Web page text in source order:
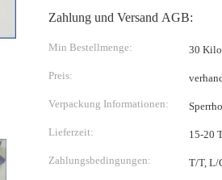
Zahlung und Versand AGB:
Min Bestellmenge: 30
Preis:
Verpackung Informationen:
Lieferzeit: 15-20
Zahlungsbedingungen: T/T, L/